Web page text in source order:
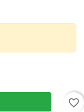
favorite_border